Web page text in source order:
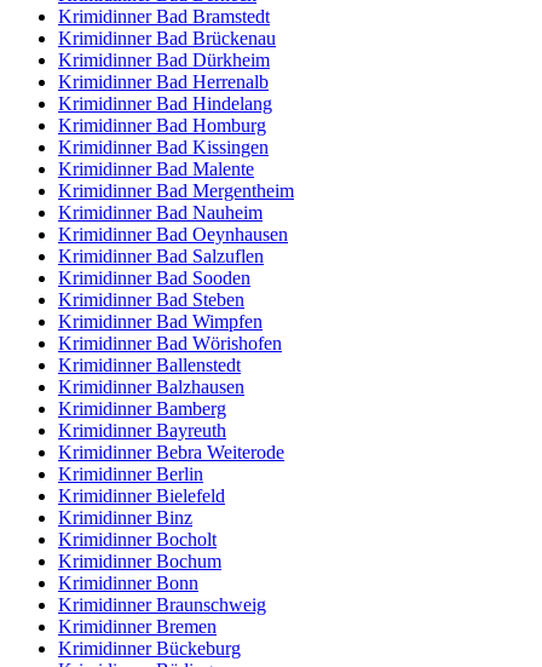
Krimidinner Bad Bramstedt
Krimidinner Bad Brückenau
Krimidinner Bad Dürkheim
Krimidinner Bad Herrenalb
Krimidinner Bad Hindelang
Krimidinner Bad Homburg
Krimidinner Bad Kissingen
Krimidinner Bad Malente
Krimidinner Bad Mergentheim
Krimidinner Bad Nauheim
Krimidinner Bad Oeynhausen
Krimidinner Bad Salzuflen
Krimidinner Bad Sooden
Krimidinner Bad Steben
Krimidinner Bad Wimpfen
Krimidinner Bad Wörishofen
Krimidinner Ballenstedt
Krimidinner Balzhausen
Krimidinner Bamberg
Krimidinner Bayreuth
Krimidinner Bebra Weiterode
Krimidinner Berlin
Krimidinner Bielefeld
Krimidinner Binz
Krimidinner Bocholt
Krimidinner Bochum
Krimidinner Bonn
Krimidinner Braunschweig
Krimidinner Bremen
Krimidinner Bückeburg